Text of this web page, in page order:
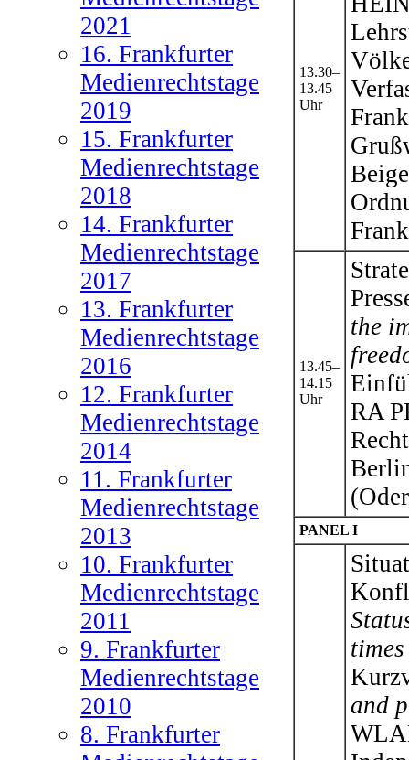
2021
16. Frankfurter
Medienrechtstage
2019
15. Frankfurter
Medienrechtstage
2018
14. Frankfurter
Medienrechtstage
2017
13. Frankfurter
Medienrechtstage
2016
12. Frankfurter
Medienrechtstage
2014
11. Frankfurter
Medienrechtstage
2013
10. Frankfurter
Medienrechtstage
2011
9. Frankfurter
Medienrechtstage
2010
8. Frankfurter
13.30–
13.45
Uhr
13.45–
14.15
Uhr
the
RA
PANEL I
and